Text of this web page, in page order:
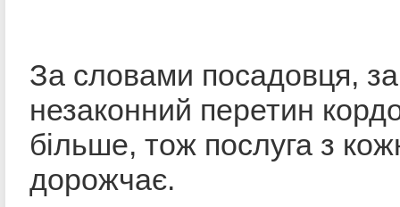
За словами посадовця,
незаконний перетин
більше, тож послуга з
дорожчає.